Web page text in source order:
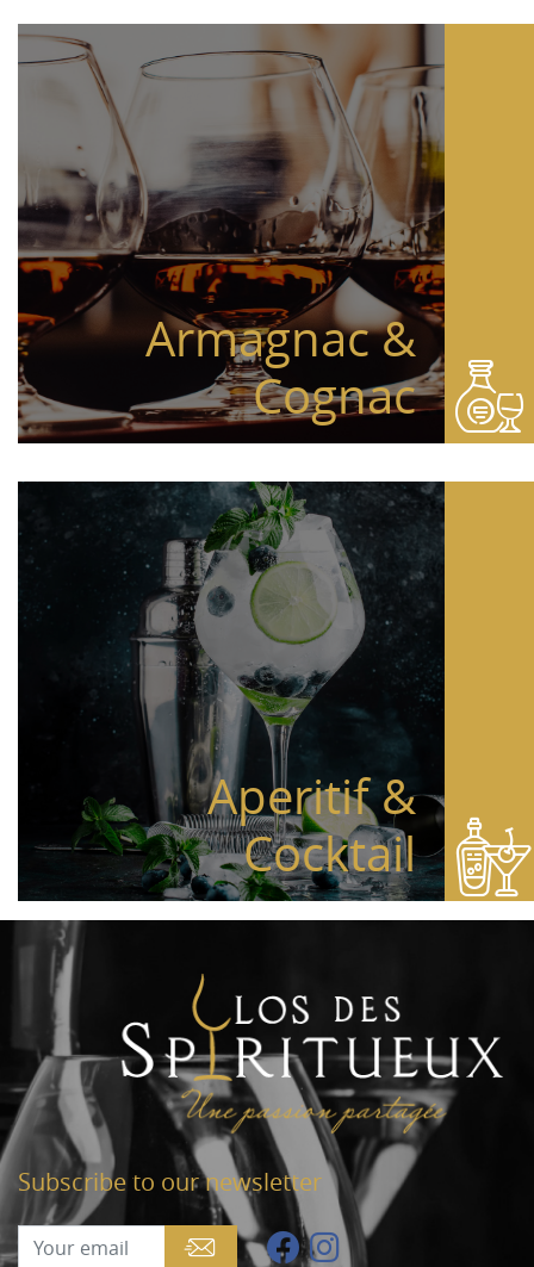
Armagnac &
Cognac
Aperitif &
Cocktail
Subscribe to our newsletter